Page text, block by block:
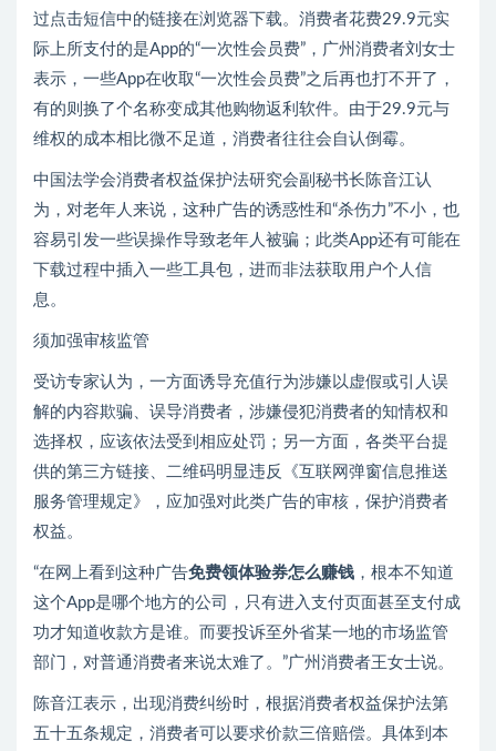
过点击短信中的链接在浏览器下载。消费者花费29.9元实
际上所支付的是App的“一次性会员费”，广州消费者刘女士
表示，一些App在收取“一次性会员费”之后再也打不开了，
有的则换了个名称变成其他购物返利软件。由于29.9元与
维权的成本相比微不足道，消费者往往会自认倒霉。
中国法学会消费者权益保护法研究会副秘书长陈音江认
为，对老年人来说，这种广告的诱惑性和“杀伤力”不小，也
容易引发一些误操作导致老年人被骗；此类App还有可能在
下载过程中插入一些工具包，进而非法获取用户个人信
息。
须加强审核监管
受访专家认为，一方面诱导充值行为涉嫌以虚假或引人误
解的内容欺骗、误导消费者，涉嫌侵犯消费者的知情权和
选择权，应该依法受到相应处罚；另一方面，各类平台提
供的第三方链接、二维码明显违反《互联网弹窗信息推送
服务管理规定》，应加强对此类广告的审核，保护消费者
权益。
“在网上看到这种广告免费领体验券怎么赚钱 ，根本不知道
这个App是哪个地方的公司，只有进入支付页面甚至支付成
功才知道收款方是谁。而要投诉至外省某一地的市场监管
部门，对普通消费者来说太难了。”广州消费者王女士说。
陈音江表示，出现消费纠纷时，根据消费者权益保护法第
五十五条规定，消费者可以要求价款三倍赔偿。具体到本